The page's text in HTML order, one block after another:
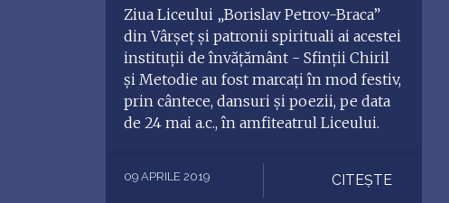
Ziua Liceului „Borislav Petrov-Braca”
din Vârşeţ şi patronii spirituali ai acestei
instituții de învățământ - Sfinții Chiril
și Metodie au fost marcați în mod festiv,
prin cântece, dansuri și poezii, pe data
de 24 mai a.c., în amfiteatrul Liceului.
09 APRILE 2019 CITEȘTE